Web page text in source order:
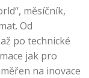
měsíčník,
Od
po technické
jak pro
na inovace